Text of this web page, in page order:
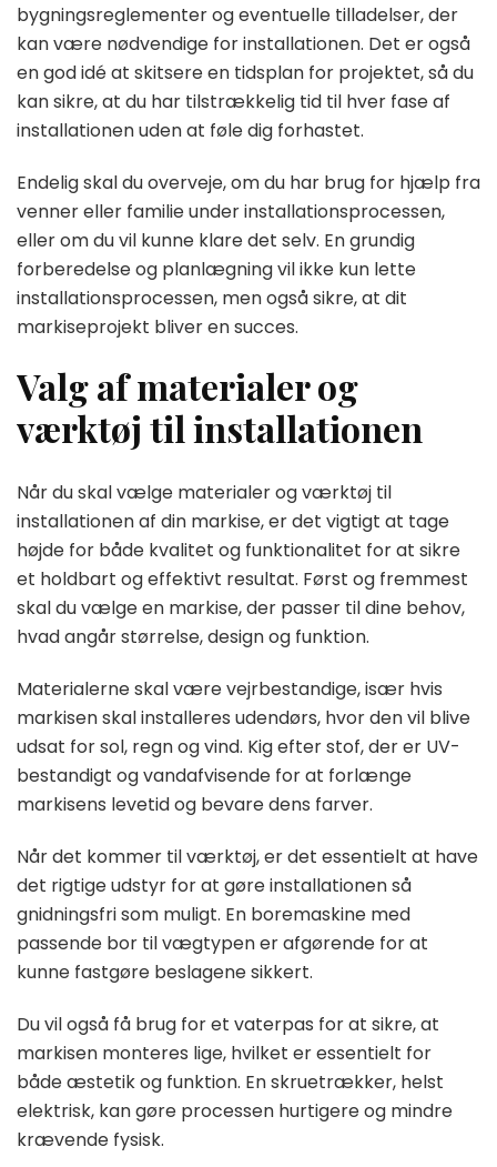
bygningsreglementer og eventuelle tilladelser, der
kan være nødvendige for installationen. Det er også
en god idé at skitsere en tidsplan for projektet, så du
kan sikre, at du har tilstrækkelig tid til hver fase af
installationen uden at føle dig forhastet.
Endelig skal du overveje, om du har brug for hjælp fra
venner eller familie under installationsprocessen,
eller om du vil kunne klare det selv. En grundig
forberedelse og planlægning vil ikke kun lette
installationsprocessen, men også sikre, at dit
markiseprojekt bliver en succes.
Valg af materialer og
værktøj til installationen
Når du skal vælge materialer og værktøj til
installationen af din markise, er det vigtigt at tage
højde for både kvalitet og funktionalitet for at sikre
et holdbart og effektivt resultat. Først og fremmest
skal du vælge en markise, der passer til dine behov,
hvad angår størrelse, design og funktion.
Materialerne skal være vejrbestandige, især hvis
markisen skal installeres udendørs, hvor den vil blive
udsat for sol, regn og vind. Kig efter stof, der er UV-
bestandigt og vandafvisende for at forlænge
markisens levetid og bevare dens farver.
Når det kommer til værktøj, er det essentielt at have
det rigtige udstyr for at gøre installationen så
gnidningsfri som muligt. En boremaskine med
passende bor til vægtypen er afgørende for at
kunne fastgøre beslagene sikkert.
Du vil også få brug for et vaterpas for at sikre, at
markisen monteres lige, hvilket er essentielt for
både æstetik og funktion. En skruetrækker, helst
elektrisk, kan gøre processen hurtigere og mindre
krævende fysisk.